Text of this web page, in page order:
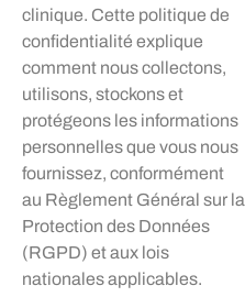
clinique. Cette politique de
confidentialité explique
comment nous collectons,
utilisons, stockons et
protégeons les informations
personnelles que vous nous
fournissez, conformément
au Règlement Général sur la
Protection des Données
(RGPD) et aux lois
nationales applicables.